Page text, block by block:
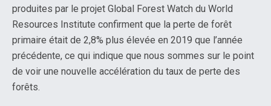
produites par le projet Global Forest Watch du World
Resources Institute confirment que la perte de forêt
primaire était de 2,8% plus élevée en 2019 que l’année
précédente, ce qui indique que nous sommes sur le point
de voir une nouvelle accélération du taux de perte des
forêts.